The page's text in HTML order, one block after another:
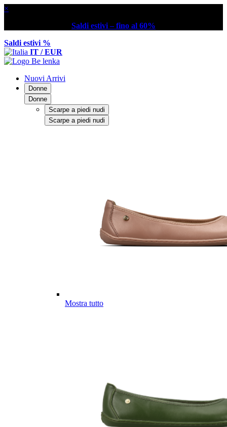
×
Saldi estivi – fino al 60%
Saldi estivi %
IT / EUR
Nuovi Arrivi
Donne
Donne
Scarpe a piedi nudi
Scarpe a piedi nudi
Mostra tutto